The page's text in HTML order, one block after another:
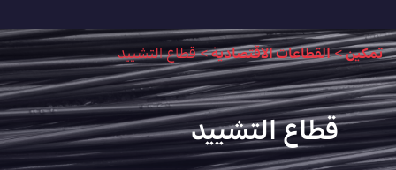
تمكين>القطاعات الاقتصادية>قطاع التشييد
قطاع التشييد